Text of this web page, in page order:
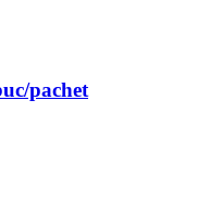
pachet